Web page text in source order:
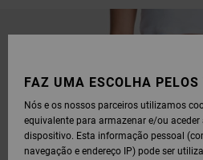
FAZ UMA ESCOLHA PELOS
Nós e os nossos parceiros utilizamos
equivalente para armazenar e/ou
dispositivo. Esta informação pessoal
navegação e endereço IP) pode ser